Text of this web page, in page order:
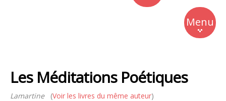
Menu
Insolite
Business
Culture
Les Méditations Poétiques
Lamartine(Voir les livres du même auteur)